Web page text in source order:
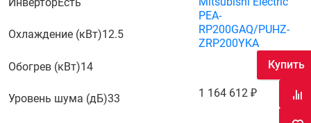
Охлаждение (кВт)12.5
Обогрев (кВт)14
Уровень шума (дБ)33
PEA-
RP200GAQ/PUHZ-
ZRP200YKA
1 164 612
Купить